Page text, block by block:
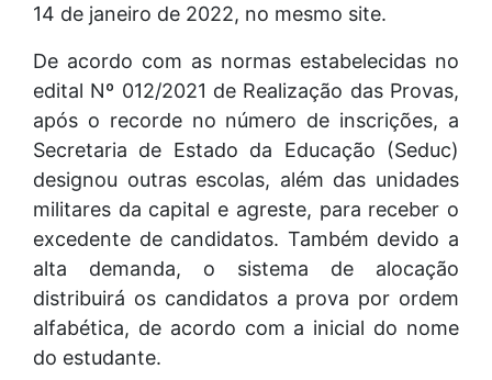
14 de janeiro de 2022, no mesmo site.
De acordo com as normas estabelecidas no
edital Nº 012/2021 de Realização das Provas,
após o recorde no número de inscrições, a
Secretaria de Estado da Educação (Seduc)
designou outras escolas, além das unidades
militares da capital e agreste, para receber o
excedente de candidatos. Também devido a
alta demanda, o sistema de alocação
distribuirá os candidatos a prova por ordem
alfabética, de acordo com a inicial do nome
do estudante.